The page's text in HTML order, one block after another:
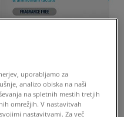
uporabljamo za
analizo obiska na naši
na spletnih mestih tretjih
omrežjih. V nastavitvah
nastavitvami. Za več